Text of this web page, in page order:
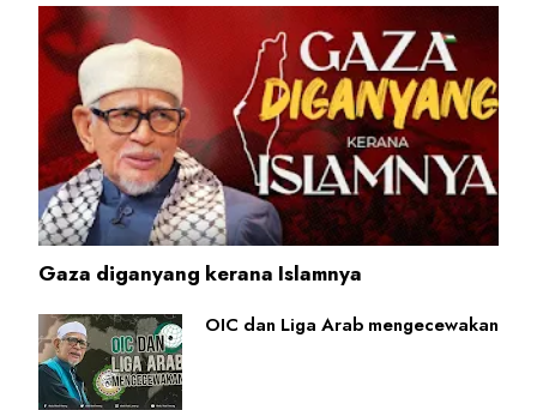
Gaza diganyang kerana Islamnya
OIC dan Liga Arab mengecewakan